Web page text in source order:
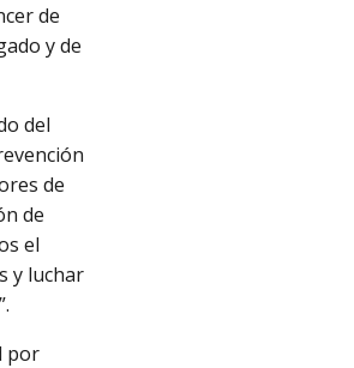
de
y de
del
de
de
el
y luchar
por